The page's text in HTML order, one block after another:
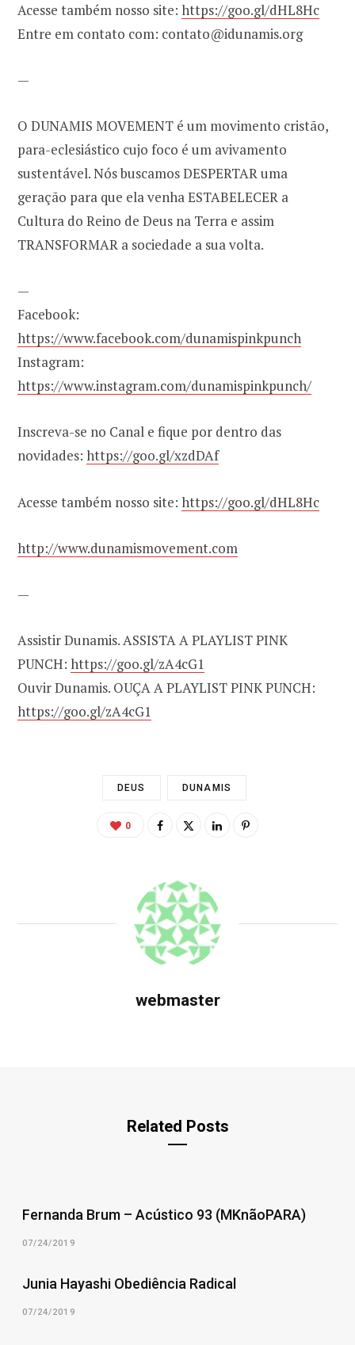
Acesse também nosso site: https://goo.gl/dHL8Hc
Entre em contato com: contato@idunamis.org
—
O DUNAMIS MOVEMENT é um movimento cristão,
para-eclesiástico cujo foco é um avivamento
sustentável. Nós buscamos DESPERTAR uma
geração para que ela venha ESTABELECER a
Cultura do Reino de Deus na Terra e assim
TRANSFORMAR a sociedade a sua volta.
—
Facebook:
https://www.facebook.com/dunamispinkpunch
Instagram:
https://www.instagram.com/dunamispinkpunch/
Inscreva-se no Canal e fique por dentro das
novidades: https://goo.gl/xzdDAf
Acesse também nosso site: https://goo.gl/dHL8Hc
http://www.dunamismovement.com
—
Assistir Dunamis. ASSISTA A PLAYLIST PINK
PUNCH: https://goo.gl/zA4cG1
Ouvir Dunamis. OUÇA A PLAYLIST PINK PUNCH:
https://goo.gl/zA4cG1
DEUS DUNAMIS
0
webmaster
Related Posts
Fernanda Brum – Acústico 93 (MKnãoPARA)
07/24/2019
Junia Hayashi Obediência Radical
07/24/2019